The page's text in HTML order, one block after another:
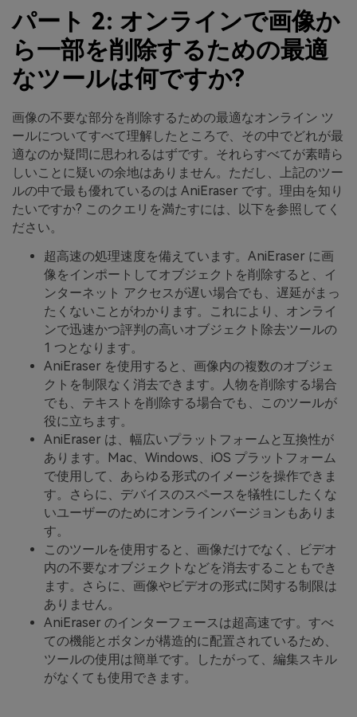
パート 2: オンラインで画像か
ら一部を削除するための最適
なツールは何ですか?
画像の不要な部分を削除するための最適なオンライン ツ
ールについてすべて理解したところで、その中でどれが最
適なのか疑問に思われるはずです。それらすべてが素晴ら
しいことに疑いの余地はありません。ただし、上記のツー
ルの中で最も優れているのは AniEraser です。理由を知り
たいですか? このクエリを満たすには、以下を参照してく
ださい。
超高速の処理速度を備えています。AniEraser に画
像をインポートしてオブジェクトを削除すると、イ
ンターネット アクセスが遅い場合でも、遅延がまっ
たくないことがわかります。これにより、オンライ
ンで迅速かつ評判の高いオブジェクト除去ツールの
1 つとなります。
AniEraser を使用すると、画像内の複数のオブジェ
クトを制限なく消去できます。人物を削除する場合
でも、テキストを削除する場合でも、このツールが
役に立ちます。
AniEraser は、幅広いプラットフォームと互換性が
あります。Mac、Windows、iOS プラットフォーム
で使用して、あらゆる形式のイメージを操作できま
す。さらに、デバイスのスペースを犠牲にしたくな
いユーザーのためにオンラインバージョンもありま
す。
このツールを使用すると、画像だけでなく、ビデオ
内の不要なオブジェクトなどを消去することもでき
ます。さらに、画像やビデオの形式に関する制限は
ありません。
AniEraser のインターフェースは超高速です。すべ
ての機能とボタンが構造的に配置されているため、
ツールの使用は簡単です。したがって、編集スキル
がなくても使用できます。